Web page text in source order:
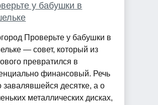
у бабушки в
Проверьте у бабушки в
— совет, который из
превратился в
финансовый. Речь
завалявшейся десятке, а о
металлических дисках,